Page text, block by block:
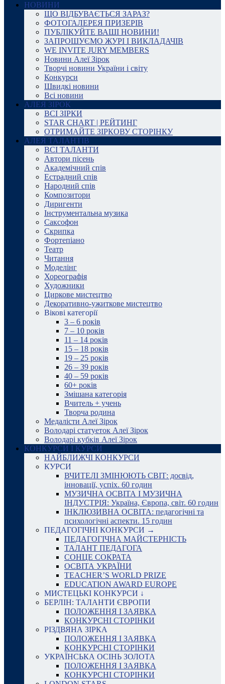
НОВИНИ
ЩО ВІДБУВАЄТЬСЯ ЗАРАЗ?
ФОТОГАЛЕРЕЯ ПРИЗЕРІВ
ПУБЛІКУЙТЕ ВАШІ НОВИНИ!
ЗАПРОШУЄМО ЖУРІ І ВИКЛАДАЧІВ
WE INVITE JURY MEMBERS
Новини Алеї Зірок
Творчі новини України і світу
Конкурси
Швидкі новини
Всі новини
АЛЕЯ ЗІРОК
ВСІ ЗІРКИ
STAR CHART | РЕЙТИНГ
ОТРИМАЙТЕ ЗІРКОВУ СТОРІНКУ
АЛЕЯ ТАЛАНТІВ
ВСІ ТАЛАНТИ
Автори пісень
Академічний спів
Естрадний спів
Народний спів
Композитори
Диригенти
Інструментальна музика
Саксофон
Скрипка
Фортепіано
Театр
Читання
Моделінг
Хореографія
Художники
Циркове мистецтво
Декоративно-ужиткове мистецтво
Вікові категорії
3 – 6 років
7 – 10 років
11 – 14 років
15 – 18 років
19 – 25 років
26 – 39 років
40 – 59 років
60+ років
Змішана категорія
Вчитель + учень
Творча родина
Медалісти Алеї Зірок
Володарі статуеток Алеї Зірок
Володарі кубків Алеї Зірок
КОНКУРСИ І КУРСИ
НАЙБЛИЖЧІ КОНКУРСИ
КУРСИ
ВЧИТЕЛІ ЗМІНЮЮТЬ СВІТ: досвід,
інновації, успіх. 60 годин
МУЗИЧНА ОСВІТА І МУЗИЧНА
ІНДУСТРІЯ: Україна, Європа, світ. 60 годин
ІНКЛЮЗИВНА ОСВІТА: педагогічні та
психологічні аспекти. 15 годин
ПЕДАГОГІЧНІ КОНКУРСИ →
ПЕДАГОГІЧНА МАЙСТЕРНІСТЬ
ТАЛАНТ ПЕДАГОГА
СОНЦЕ СОКРАТА
ОСВІТА УКРАЇНИ
TEACHER’S WORLD PRIZE
EDUCATION AWARD EUROPE
МИСТЕЦЬКІ КОНКУРСИ ↓
БЕРЛІН: ТАЛАНТИ ЄВРОПИ
ПОЛОЖЕННЯ І ЗАЯВКА
КОНКУРСНІ СТОРІНКИ
РІЗДВЯНА ЗІРКА
ПОЛОЖЕННЯ І ЗАЯВКА
КОНКУРСНІ СТОРІНКИ
УКРАЇНСЬКА ОСІНЬ ЗОЛОТА
ПОЛОЖЕННЯ І ЗАЯВКА
КОНКУРСНІ СТОРІНКИ